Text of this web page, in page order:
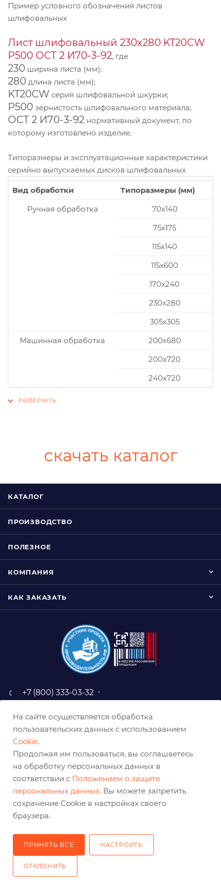
Пример условного обозначения листов
шлифовальных
Лист шлифовальный 230х280 KT20CW
P500 ОСТ 2 И70-3-92, где
230 ширина листа (мм);
280 длина листа (мм);
KT20CW серия шлифовальной шкурки;
P500 зернистость шлифовального материала;
ОСТ 2 И70-3-92 нормативный документ, по
которому изготовлено изделие.
Типоразмеры и эксплуатационные характеристики
серийно выпускаемых дисков шлифовальных
Вид обработки
Типоразмеры (мм)
Ручная обработка
70x140
75x175
115x140
115x600
170x240
230x280
305x305
Машинная обработка
200х680
200х720
240х720
скачать каталог
КАТАЛОГ
ПРОИЗВОДСТВО
ПОЛЕЗНОЕ
КОМПАНИЯ
КАК ЗАКАЗАТЬ
+7 (800) 333-03-32
baz@belabraziv.ru
308009, Россия, г. Белгород,
На сайте осуществляется обработка
пользовательских данных с использованием
Cookie.
Продолжая им пользоваться, вы соглашаетесь
на обработку персональных данных в
соответствии с Положением о защите
персональных данных. Вы можете запретить
сохранение Cookie в настройках своего
браузера.
ПРИНЯТЬ ВСЕ НАСТРОИТЬ
ОТКЛОНИТЬ